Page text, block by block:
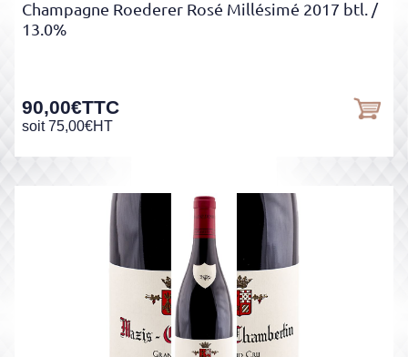
Champagne Roederer Rosé Millésimé 2017 btl. /
13.0%
90,00€TTC
soit 75,00€HT